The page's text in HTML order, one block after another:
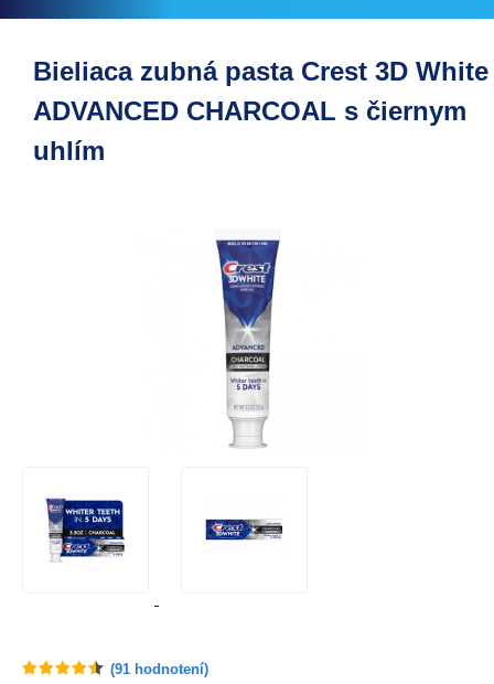
Bieliaca zubná pasta Crest 3D White
ADVANCED CHARCOAL s čiernym
uhlím
(91 hodnotení)